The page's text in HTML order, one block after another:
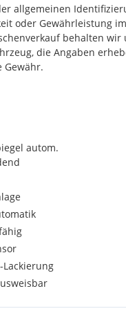
allgemeinen
oder Gewährleistung
behalten wir
die Angaben
Gewähr.
autom.